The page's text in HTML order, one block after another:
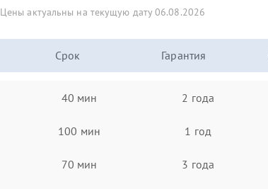
Цены актуальны на текущую дату 06.08.2026
Срок Гарантия
40 мин 2 года
100 мин 1 год
70 мин 3 года